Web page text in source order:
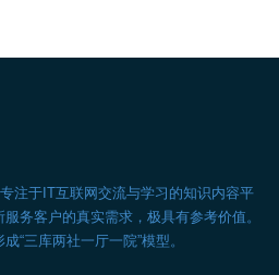
注于IT互联网交流与学习的知识内容平
务客户的真实需求，极具有参考价值。
“三库两社一厅一院”模型。